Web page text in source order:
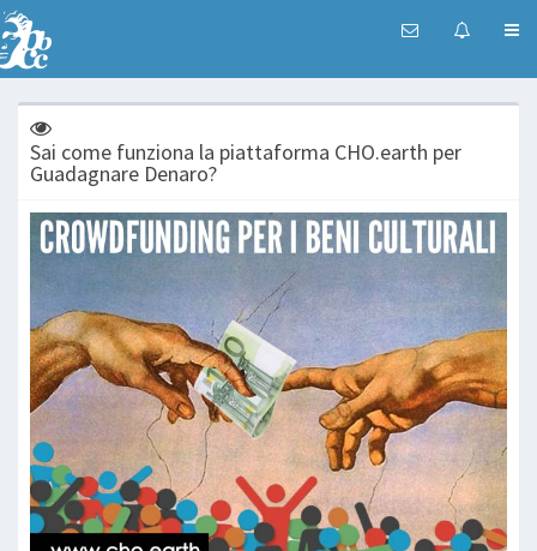
Sai come funziona la piattaforma CHO.earth per
Guadagnare Denaro?